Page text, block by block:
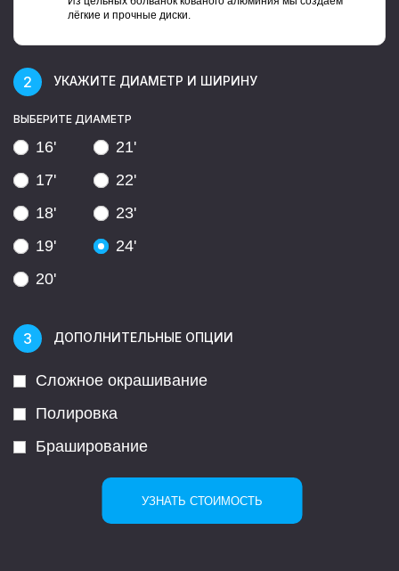
лёгкие и прочные диски.
УКАЖИТЕ ДИАМЕТР И ШИРИНУ
ВЫБЕРИТЕ ДИАМЕТР
16'
17'
18'
19'
20'
21'
22'
23'
24'
ДОПОЛНИТЕЛЬНЫЕ ОПЦИИ
Сложное окрашивание
Полировка
Браширование